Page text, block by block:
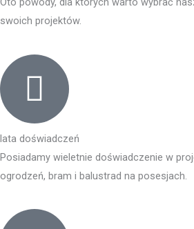
swoich projektów.
lata doświadczeń
Posiadamy wieletnie doświadczenie w
ogrodzeń, bram i balustrad na posesjach.